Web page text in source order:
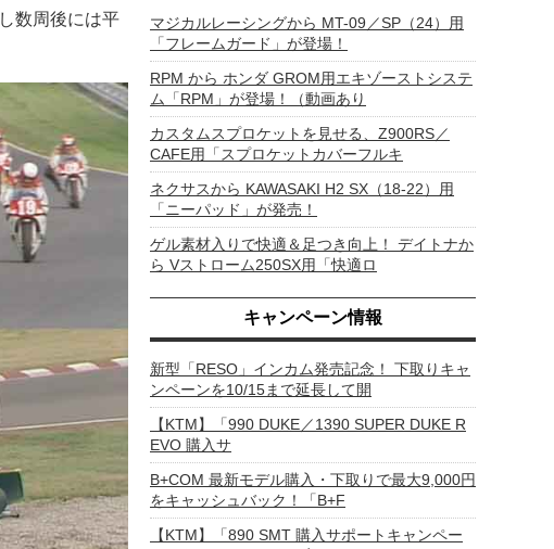
数周後には平
マジカルレーシングから MT-09／SP（24）用
「フレームガード」が登場！
RPM から ホンダ GROM用エキゾーストシステ
ム「RPM」が登場！（動画あり
カスタムスプロケットを見せる、Z900RS／
CAFE用「スプロケットカバーフルキ
ネクサスから KAWASAKI H2 SX（18-22）用
「ニーパッド」が発売！
ゲル素材入りで快適＆足つき向上！ デイトナか
ら Vストローム250SX用「快適ロ
キャンペーン情報
新型「RESO」インカム発売記念！ 下取りキャ
ンペーンを10/15まで延長して開
【KTM】「990 DUKE／1390 SUPER DUKE R
EVO 購入サ
B+COM 最新モデル購入・下取りで最大9,000円
をキャッシュバック！「B+F
【KTM】「890 SMT 購入サポートキャンペー